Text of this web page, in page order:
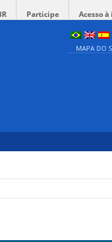
Participe Acesso
MAPA DO